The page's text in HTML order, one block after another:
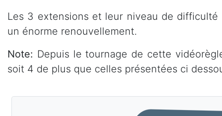
Les 3 extensions et leur niveau de
un énorme renouvellement.
Note: Depuis le tournage de cette
soit 4 de plus que celles présentées ci